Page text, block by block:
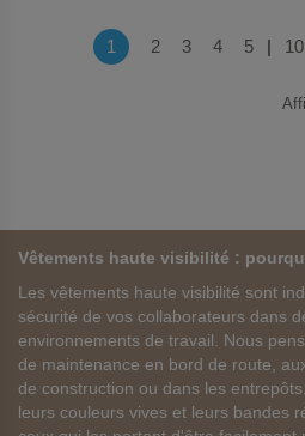
FAVORIS
PageVous lisez actuellement la
1 Page
2 Page
3 Page
4 Page
5 | 10
Vêtements haute visibilité :
Les vêtements haute visibilité sont
sécurité de vos collaborateurs dans
environnements de travail. Nous
de maintenance en bord de route,
de construction ou dans les
leurs couleurs vives et leurs bandes